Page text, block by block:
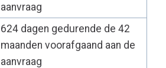
aanvraag
624 dagen gedurende de 42
maanden voorafgaand aan de
aanvraag